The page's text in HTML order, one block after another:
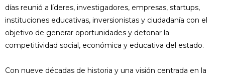
días reunió a líderes, investigadores, empresas, startups,
instituciones educativas, inversionistas y ciudadanía con el
objetivo de generar oportunidades y detonar la
competitividad social, económica y educativa del estado.
Con nueve décadas de historia y una visión centrada en la